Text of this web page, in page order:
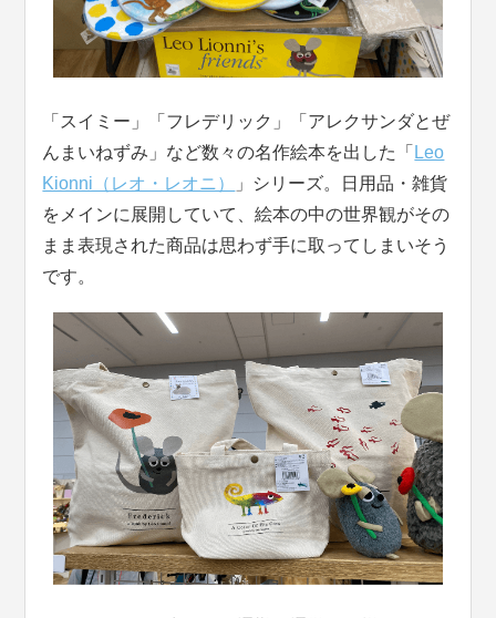
「スイミー」「フレデリック」「アレクサンダとぜ
んまいねずみ」など数々の名作絵本を出した「 Leo
Kionni（レオ・レオニ）
」シリーズ。日用品・雑貨
をメインに展開していて、絵本の中の世界観がその
まま表現された商品は思わず手に取ってしまいそう
です。